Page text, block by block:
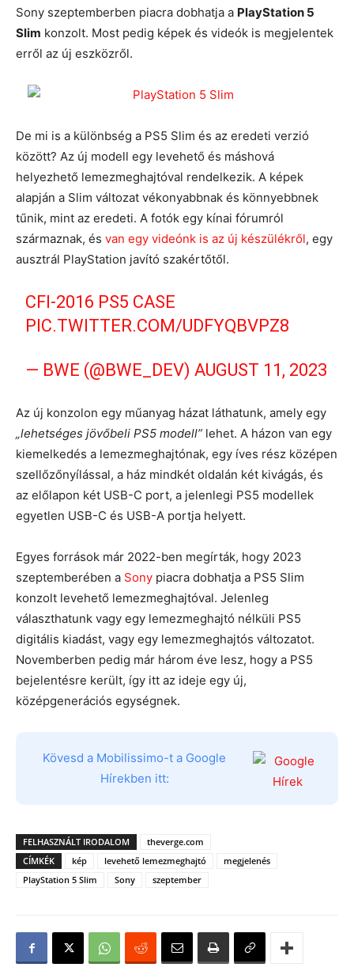
Sony szeptemberben piacra dobhatja a PlayStation 5
Slim konzolt. Most pedig képek és videók is megjelentek
erről az új eszközről.
De mi is a különbség a PS5 Slim és az eredeti verzió
között? Az új modell egy levehető és máshová
helyezhető lemezmeghajtóval rendelkezik. A képek
alapján a Slim változat vékonyabbnak és könnyebbnek
tűnik, mint az eredeti. A fotók egy kínai fórumról
származnak, és van egy videónk is az új készülékről, egy
ausztrál PlayStation javító szakértőtől.
CFI-2016 PS5 CASE
PIC.TWITTER.COM/UDFYQBVPZ8
— BWE (@BWE_DEV)AUGUST 11, 2023
Az új konzolon egy műanyag házat láthatunk, amely egy
„lehetséges jövőbeli PS5 modell” lehet. A házon van egy
kiemelkedés a lemezmeghajtónak, egy íves rész középen
szellőzőnyílással, a ház mindkét oldalán két kivágás, és
az előlapon két USB-C port, a jelenlegi PS5 modellek
egyetlen USB-C és USB-A portja helyett.
Egyes források már 2022-ben megírták, hogy 2023
szeptemberében a Sony piacra dobhatja a PS5 Slim
konzolt levehető lemezmeghajtóval. Jelenleg
választhatunk vagy egy lemezmeghajtó nélküli PS5
digitális kiadást, vagy egy lemezmeghajtós változatot.
Novemberben pedig már három éve lesz, hogy a PS5
bejelentésre került, így itt az ideje egy új,
középgenerációs egységnek.
Kövesd a Mobilissimo-t a Google
Hírekben itt:
FELHASZNÁLT IRODALOM
theverge.com
CÍMKÉK
kép levehető lemezmeghajtó
megjelenés
PlayStation 5 Slim
Sony szeptember